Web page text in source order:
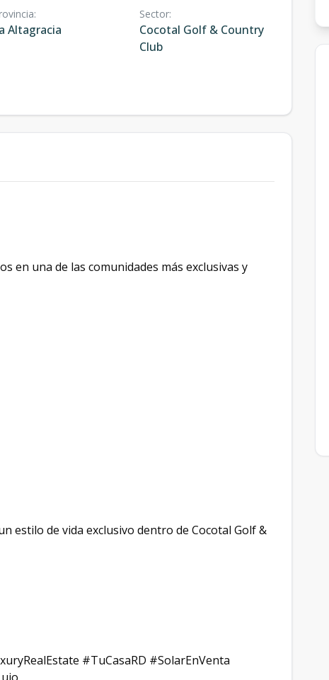
:
Altagracia
Sector:
Cocotal Golf & Country
Club
en una de las comunidades más exclusivas y
estilo de vida exclusivo dentro de Cocotal Golf &
#TuCasaRD #SolarEnVenta